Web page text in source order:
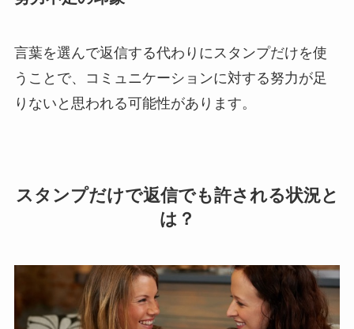
言葉を選んで返信する代わりにスタンプだけを使
うことで、コミュニケーションに対する努力が足
りないと思われる可能性があります。
スタンプだけで返信でも許される状況と
は？